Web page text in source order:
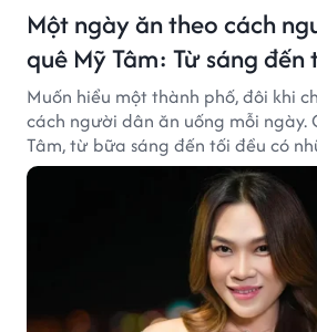
Một ngày ăn theo cách
quê Mỹ Tâm: Từ sáng đến
Muốn hiểu một thành phố, đôi khi
cách người dân ăn uống mỗi
Tâm, từ bữa sáng đến tối đều có
đậm dấu ấn miền Trung.